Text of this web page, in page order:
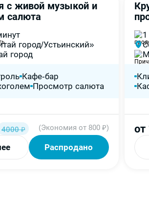
с живой музыкой и
салюта
город/Устьинский»
город
Кафе-бар
Просмотр салюта
4000₽ (Экономия от 800 ₽)
Распродано
-
от